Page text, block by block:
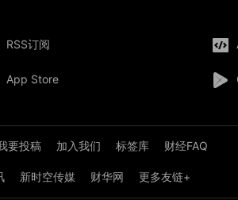
RSS订阅
App Store
要投稿 加入我们 标签库 财经FAQ
新时空传媒 财华网 更多友链+